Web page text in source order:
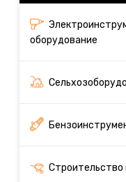
оборудование
Строительство